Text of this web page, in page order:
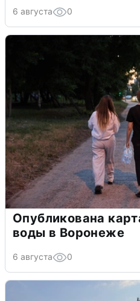
6 августа 0
Опубликована
воды в Воронеже
6 августа 0